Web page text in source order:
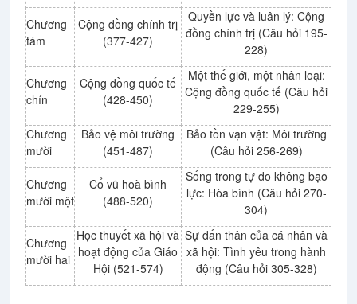
Chương
tám
Cộng đồng chính trị
(377-427)
Quyền lực và luân lý: Cộng
đồng chính trị (Câu hỏi 195-
228)
Chương
chín
Cộng đồng quốc tế
(428-450)
Một thế giới, một nhân loại:
Cộng đồng quốc tế (Câu hỏi
229-255)
Chương
mười
Bảo vệ môi trường
(451-487)
Bảo tồn vạn vật: Môi trường
(Câu hỏi 256-269)
Chương
mười một
Cổ vũ hoà bình
(488-520)
Sống trong tự do không bạo
lực: Hòa bình (Câu hỏi 270-
304)
Chương
mười hai
Học thuyết xã hội và
hoạt động của Giáo
Hội (521-574)
Sự dấn thân của cá nhân và
xã hội: Tình yêu trong hành
động (Câu hỏi 305-328)